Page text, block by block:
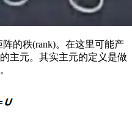
的秩(rank)。在这里可能产
主元。其实主元的定义是做